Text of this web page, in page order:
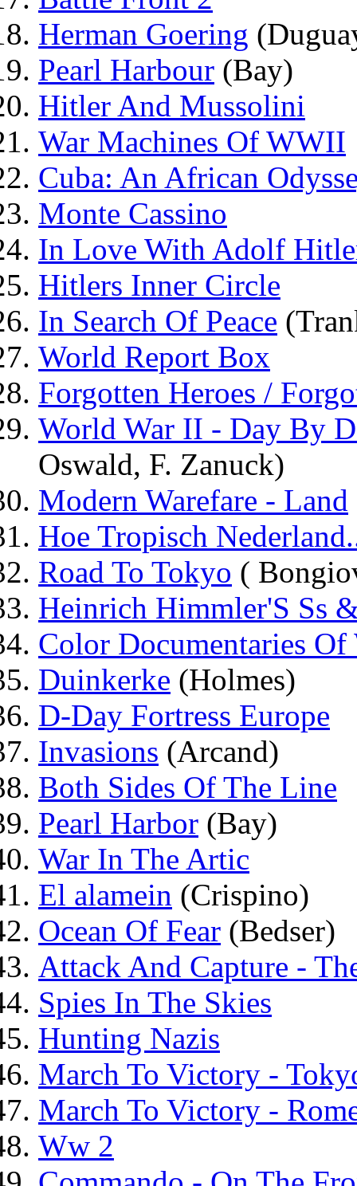
Herman Goering
Pearl Harbour (Bay)
Hitler And Mussolini
War Machines Of WWII
Cuba: An African
Monte Cassino
In Love With Adolf
Hitlers Inner Circle
In Search Of Peace
World Report Box
Forgotten Heroes /
World War II - Day By
Oswald, F. Zanuck)
Modern Warefare - Land
Hoe Tropisch
Road To Tokyo (
Heinrich Himmler'S Ss
Color Documentaries
Duinkerke (Holmes)
D-Day Fortress Europe
Invasions (Arcand)
Both Sides Of The Line
Pearl Harbor (Bay)
War In The Artic
El alamein (Crispino)
Ocean Of Fear (Bedser)
Attack And Capture -
Spies In The Skies
Hunting Nazis
March To Victory -
March To Victory -
Ww 2